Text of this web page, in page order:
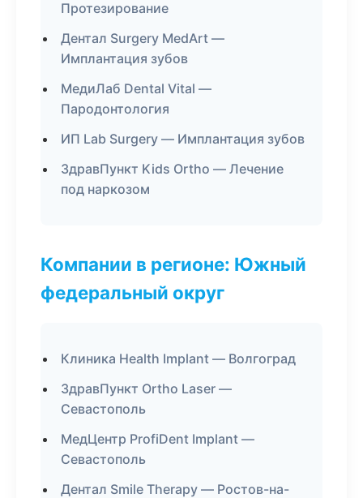
Протезирование
Дентал Surgery MedArt —
Имплантация зубов
МедиЛаб Dental Vital —
Пародонтология
ИП Lab Surgery — Имплантация зубов
ЗдравПункт Kids Ortho — Лечение
под наркозом
Компании в регионе: Южный
федеральный округ
Клиника Health Implant — Волгоград
ЗдравПункт Ortho Laser —
Севастополь
МедЦентр ProfiDent Implant —
Севастополь
Дентал Smile Therapy — Ростов-на-